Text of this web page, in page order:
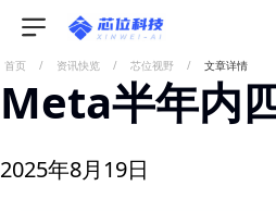
首页 / 资讯快览 / 芯位视野 / 文章详情
Meta半年内
2025年8月19日